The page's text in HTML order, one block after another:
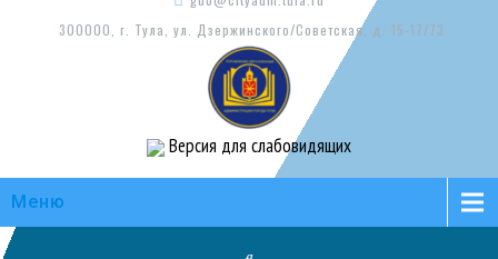
300000, г. Тула, ул. Дзержинского/Советская, д. 15-17/73
Версия для слабовидящих
Меню